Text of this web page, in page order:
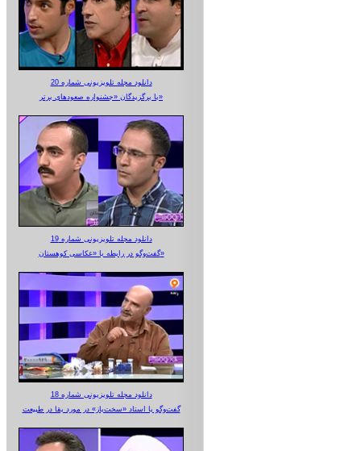
دانلود مجله تلویزیونی شماره 20
با برگزیدگان «جشنواره صعودهای برتر»
دانلود مجله تلویزیونی شماره 19
گفت‌وگو در رابطه با «عکاسی کوهستان»
دانلود مجله تلویزیونی شماره 18
گفت‌وگو با استاد «سخت‌باز» در مورد بقا در طبیعت